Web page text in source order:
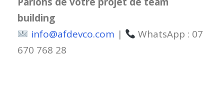
building
info@afdevco.com |
WhatsApp : 07
670 768 28